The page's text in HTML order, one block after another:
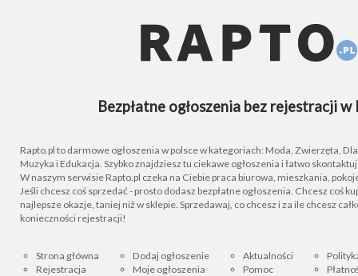
Bezpłatne ogłoszenia bez rejestracji w
Rapto.pl to darmowe ogłoszenia w polsce w kategoriach: Moda, Zwierzęta, Dla
Muzyka i Edukacja. Szybko znajdziesz tu ciekawe ogłoszenia i łatwo
W naszym serwisie Rapto.pl czeka na Ciebie praca biurowa, mieszkania,
Jeśli chcesz coś sprzedać - prosto dodasz bezpłatne ogłoszenia. Chcesz coś
najlepsze okazje, taniej niż w sklepie. Sprzedawaj, co chcesz i za ile chcesz
konieczności rejestracji!
Strona główna
Rejestracja
Dodaj ogłoszenie
Moje ogłoszenia
Aktualności
Pomoc